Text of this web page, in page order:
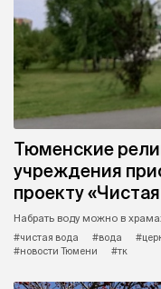
Тюменские
учреждения
проекту
Набрать воду можно в
#чистая вода
#вода
#новости Тюмени
#тк